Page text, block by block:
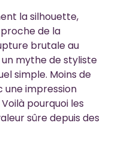
la silhouette,
de la
brutale au
un mythe de styliste
simple. Moins de
une impression
pourquoi les
sûre depuis des